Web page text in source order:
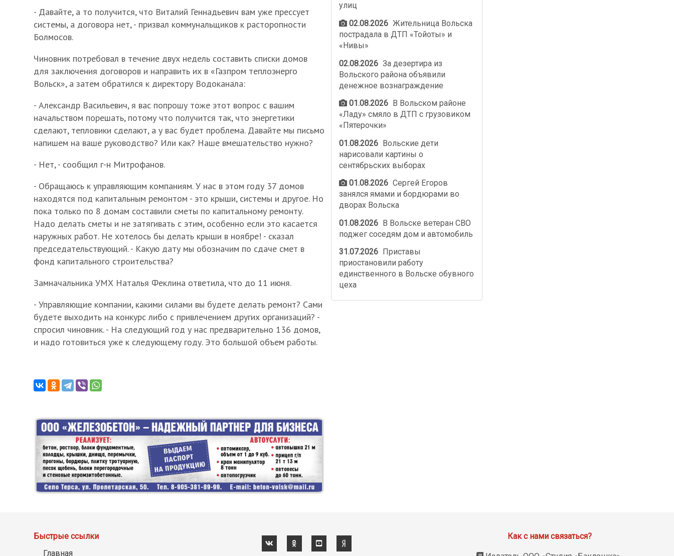
- Давайте, а то получится, что Виталий Геннадьевич вам уже прессует
системы, а договора нет, - призвал коммунальщиков к расторопности
Болмосов.
Чиновник потребовал в течение двух недель составить списки домов
для заключения договоров и направить их в «Газпром теплоэнерго
Вольск», а затем обратился к директору Водоканала:
- Александр Васильевич, я вас попрошу тоже этот вопрос с вашим
начальством порешать, потому что получится так, что энергетики
сделают, тепловики сделают, а у вас будет проблема. Давайте мы письмо
напишем на ваше руководство? Или как? Наше вмешательство нужно?
- Нет, - сообщил г-н Митрофанов.
- Обращаюсь к управляющим компаниям. У нас в этом году 37 домов
находятся под капитальным ремонтом - это крыши, системы и другое. Но
пока только по 8 домам составили сметы по капитальному ремонту.
Надо делать сметы и не затягивать с этим, особенно если это касается
наружных работ. Не хотелось бы делать крыши в ноябре! - сказал
председательствующий. - Какую дату мы обозначим по сдаче смет в
фонд капитального строительства?
Замначальника УМХ Наталья Феклина ответила, что до 11 июня.
- Управляющие компании, какими силами вы будете делать ремонт? Сами
будете выходить на конкурс либо с привлечением других организаций? -
спросил чиновник. - На следующий год у нас предварительно 136 домов,
и надо готовиться уже к следующему году. Это большой объем работы.
улиц
02.08.2026 Жительница Вольска
пострадала в ДТП «Тойоты» и
«Нивы»
02.08.2026 За дезертира из
Вольского района объявили
денежное вознаграждение
01.08.2026 В Вольском районе
«Ладу» смяло в ДТП с грузовиком
«Пятерочки»
01.08.2026 Вольские дети
нарисовали картины о
сентябрьских выборах
01.08.2026 Сергей Егоров
занялся ямами и бордюрами во
дворах Вольска
01.08.2026 В Вольске ветеран СВО
поджег соседям дом и автомобиль
31.07.2026 Приставы
приостановили работу
единственного в Вольске обувного
цеха
Быстрые ссылки
Главная
Как с нами связаться?